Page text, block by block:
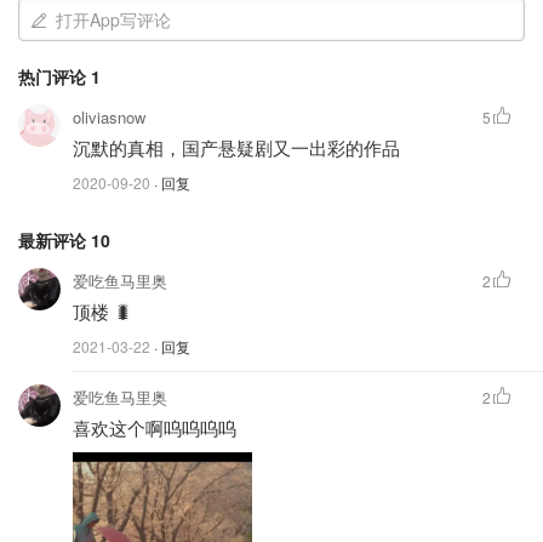
打开App写评论
热门评论 1
oliviasnow
沉默的真相，国产悬疑剧又一出彩的作品
2020-09-20 · 回复
5
最新评论 10
爱吃鱼马里奥
顶楼 🐛
2021-03-22 · 回复
2
爱吃鱼马里奥
喜欢这个啊呜呜呜呜
2